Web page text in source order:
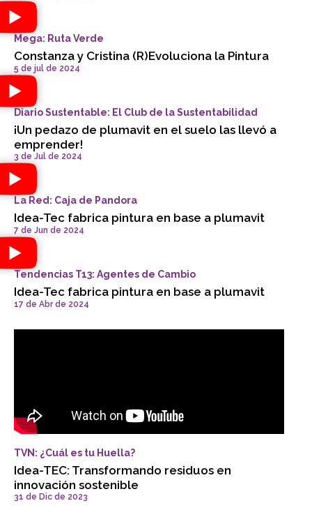
Mega: Ruta Verde
Constanza y Cristina (R)Evoluciona la Pintura
5 de jul de 2024
Diario Sustentable: El Club de la Sustentabilidad
¡Un pedazo de plumavit en el suelo las llevó a
emprender!
3 de Jul de 2024
La Red: Caja de Pandora
Idea-Tec fabrica pintura en base a plumavit
7 de Jun de 2024
Tendencias T13: Agentes de Cambio
Idea-Tec fabrica pintura en base a plumavit
17 de Abr de 2024
TVN: ¿Cuál es tu Huella?
Idea-TEC: Transformando residuos en
innovación sostenible
31 de Dic de 2023